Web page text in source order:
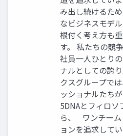
み出し続けるた
なビジネスモデ
根付く考え方も
す。 私たちの競
社員一人ひとり
ナルとしての誇
クスグループで
ッショナルたち
5DNAとフィロソ
ら、 ワンチーム
ョンを追求してい